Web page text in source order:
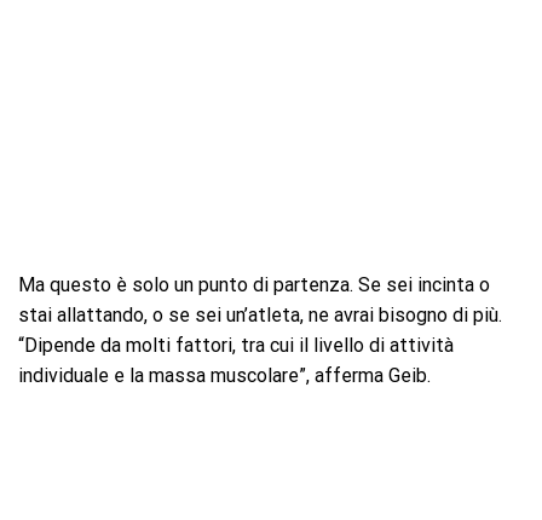
Ma questo è solo un punto di partenza. Se sei incinta o
stai allattando, o se sei un’atleta, ne avrai bisogno di più.
“Dipende da molti fattori, tra cui il livello di attività
individuale e la massa muscolare”, afferma Geib.